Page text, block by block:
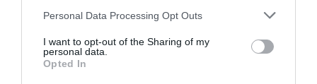
Personal Data Processing Opt Outs
I want to opt-out of the Sharing of my
personal data.
Opted In